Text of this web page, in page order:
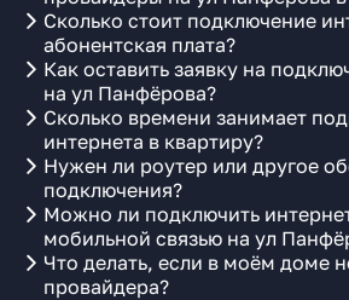
Сколько стоит подключение
абонентская плата?
Как оставить заявку на
на ул Панфёрова?
Сколько времени занимает
интернета в квартиру?
Нужен ли роутер или другое
подключения?
Можно ли подключить
мобильной связью на ул
Что делать, если в моём доме
провайдера?